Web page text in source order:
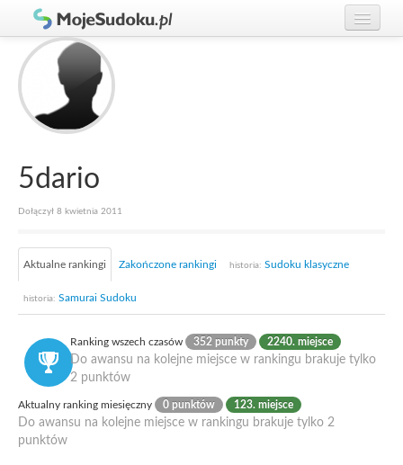
Graj w Sudoku!
Zasady Sudoku
Rankingi
Gracze
5dario
Dołączył 8 kwietnia 2011
Aktualne rankingi Zakończone rankingi historia: Sudoku klasyczne
historia: Samurai Sudoku
Ranking wszech czasów 352 punkty 2240. miejsce
Do awansu na kolejne miejsce w rankingu brakuje tylko
2 punktów
Aktualny ranking miesięczny 0 punktów 123. miejsce
Do awansu na kolejne miejsce w rankingu brakuje tylko 2
punktów